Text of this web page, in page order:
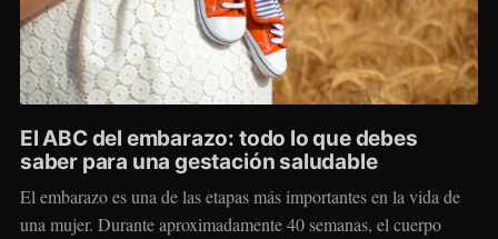
El ABC del embarazo: todo lo que debes
saber para una gestación saludable
El embarazo es una de las etapas más importantes en la vida de
una mujer. Durante aproximadamente 40 semanas, el cuerpo